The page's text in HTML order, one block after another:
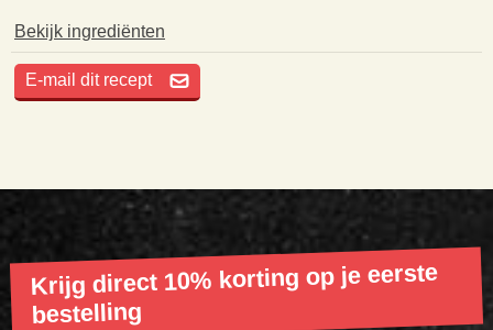
Bekijk ingrediënten
E-mail dit recept
Krijg direct 10% korting op je eerste
bestelling